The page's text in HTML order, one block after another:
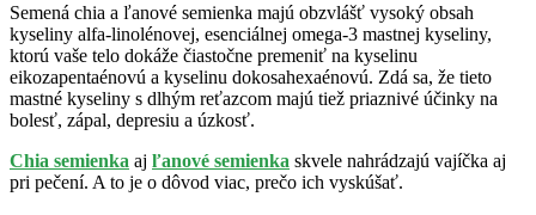
Semená chia a ľanové semienka majú obzvlášť vysoký obsah
kyseliny alfa-linolénovej, esenciálnej omega-3 mastnej kyseliny,
ktorú vaše telo dokáže čiastočne premeniť na kyselinu
eikozapentaénovú a kyselinu dokosahexaénovú. Zdá sa, že tieto
mastné kyseliny s dlhým reťazcom majú tiež priaznivé účinky na
bolesť, zápal, depresiu a úzkosť.
Chia semienka aj ľanové semienka skvele nahrádzajú vajíčka aj
pri pečení. A to je o dôvod viac, prečo ich vyskúšať.